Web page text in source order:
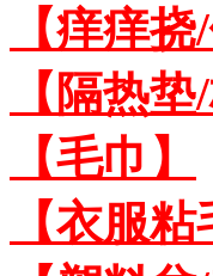
【痒痒
【隔热垫
【毛巾】
【衣服粘